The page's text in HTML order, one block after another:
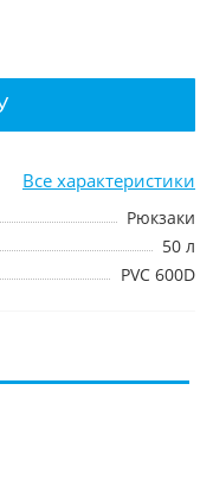
Все характеристики
Рюкзаки
50 л
PVC 600D